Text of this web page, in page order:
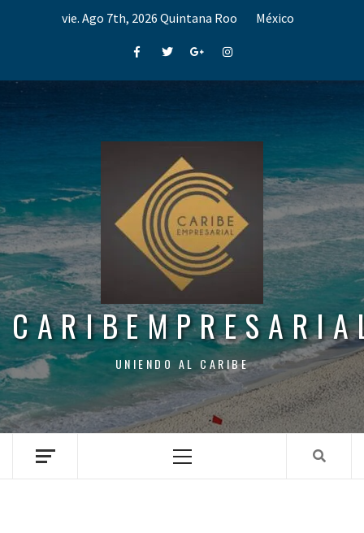
vie. Ago 7th, 2026 Quintana Roo México
FacebookTwitterGoogle+Instagram
UNIENDO AL CARIBE
Menu